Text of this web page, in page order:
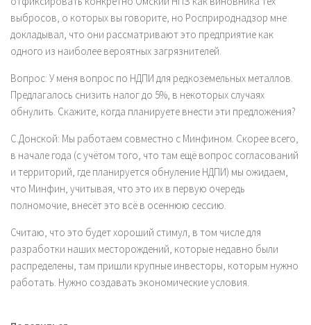
выбросов, о которых вы говорите, но Росприроднадзор мне
докладывал, что они рассматривают это предприятие как
одного из наиболее вероятных загрязнителей.
Вопрос: У меня вопрос по НДПИ для редкоземельных металлов.
Предлагалось снизить налог до 5%, в некоторых случаях
обнулить. Скажите, когда планируете внести эти предложения?
С.Донской: Мы работаем совместно с Минфином. Скорее всего,
в начале года (с учётом того, что там ещё вопрос согласований
и территорий, где планируется обнуление НДПИ) мы ожидаем,
что Минфин, учитывая, что это их в первую очередь
полномочие, внесёт это всё в осеннюю сессию.
Считаю, что это будет хороший стимул, в том числе для
разработки наших месторождений, которые недавно были
распределены, там пришли крупные инвесторы, которым нужно
работать. Нужно создавать экономические условия.